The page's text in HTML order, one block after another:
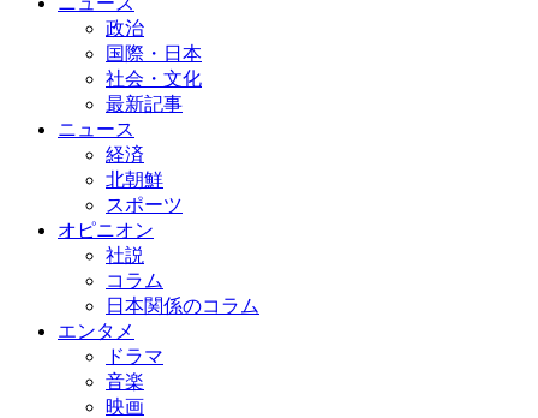
政治
国際・日本
社会・文化
最新記事
ニュース
経済
北朝鮮
スポーツ
オピニオン
社説
コラム
日本関係のコラム
エンタメ
ドラマ
音楽
映画